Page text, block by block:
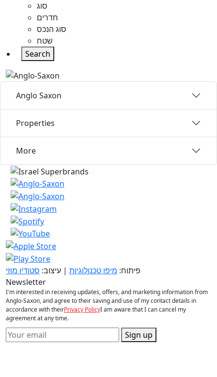
סוג
חדרים
סוג הנכס
שטח
Search
Anglo Saxon
Properties
More
פיתוח: מיפו טכנולוגיות | עיצוב: סטודיו מוזי
Newsletter
I'm interested in receiving updates, offers, and marketing information from
Anglo-Saxon, and agree to their saving and use of my contact details in
accordance with theirPrivacy PolicyI am aware that I can cancel my
agreement at any time.
Sign up